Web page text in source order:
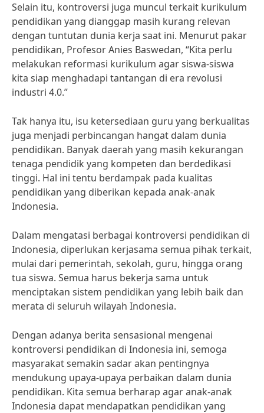
Selain itu, kontroversi juga muncul terkait kurikulum
pendidikan yang dianggap masih kurang relevan
dengan tuntutan dunia kerja saat ini. Menurut pakar
pendidikan, Profesor Anies Baswedan, “Kita perlu
melakukan reformasi kurikulum agar siswa-siswa
kita siap menghadapi tantangan di era revolusi
industri 4.0.”
Tak hanya itu, isu ketersediaan guru yang berkualitas
juga menjadi perbincangan hangat dalam dunia
pendidikan. Banyak daerah yang masih kekurangan
tenaga pendidik yang kompeten dan berdedikasi
tinggi. Hal ini tentu berdampak pada kualitas
pendidikan yang diberikan kepada anak-anak
Indonesia.
Dalam mengatasi berbagai kontroversi pendidikan di
Indonesia, diperlukan kerjasama semua pihak terkait,
mulai dari pemerintah, sekolah, guru, hingga orang
tua siswa. Semua harus bekerja sama untuk
menciptakan sistem pendidikan yang lebih baik dan
merata di seluruh wilayah Indonesia.
Dengan adanya berita sensasional mengenai
kontroversi pendidikan di Indonesia ini, semoga
masyarakat semakin sadar akan pentingnya
mendukung upaya-upaya perbaikan dalam dunia
pendidikan. Kita semua berharap agar anak-anak
Indonesia dapat mendapatkan pendidikan yang